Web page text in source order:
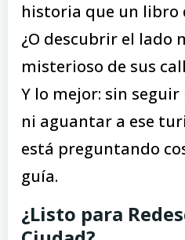
historia que un libro
¿O descubrir el lado
misterioso de sus
Y lo mejor: sin
ni aguantar a ese
está preguntando
guía.
¿Listo para